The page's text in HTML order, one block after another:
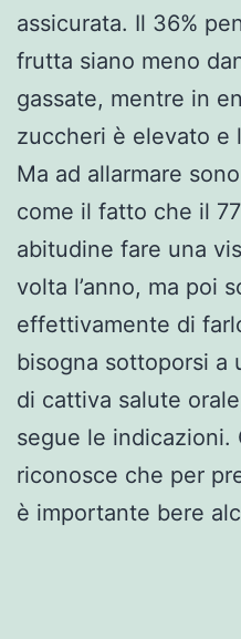
assicurata. Il 36%
frutta siano meno
gassate, mentre in
zuccheri è elevato e
Ma ad allarmare
come il fatto che il
abitudine fare una
volta l’anno, ma poi
effettivamente di
bisogna sottoporsi a
di cattiva salute
segue le indicazioni.
riconosce che per
è importante bere